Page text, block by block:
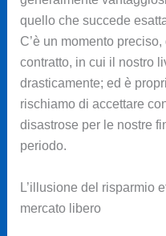
quello che succede
C’è un momento
contratto, in cui il nostro
drasticamente; ed è
rischiamo di accettare
disastrose per le nostre
periodo.
L’illusione del risparmio
mercato libero